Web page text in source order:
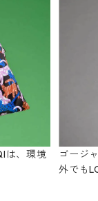
は、環境
ゴージ
外でも